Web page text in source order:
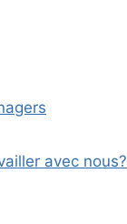
avec nous?